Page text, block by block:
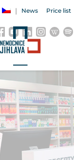
News Price list